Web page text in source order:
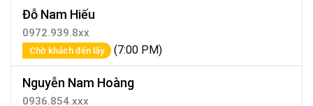
Đỗ Nam Hiếu
0972.939.8xx
Chờ khách đến lấy (7:00 PM)
Nguyễn Nam Hoàng
0936.854.xxx